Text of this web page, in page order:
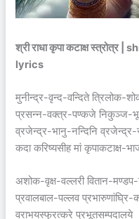
श्री राधा कृपा कटाक्ष
lyrics
मुनीन्द्र-वृन्द-वन्दिते त्रिलोक-
प्रसन्न-वक्त्र-पण्कजे निकुञ्ज-भू-
व्रजेन्द्र-भानु-नन्दिनि
कदा करिष्यसीह मां कृपाकटाक्ष-
अशोक-वृक्ष-वल्लरी वितान-
प्रवालबाल-पल्लव प्रभारुणांघ्रि-
वराभयस्फुरत्करे प्रभूतसम्पदालये